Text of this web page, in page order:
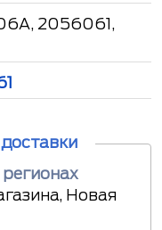
2056061,
Новая